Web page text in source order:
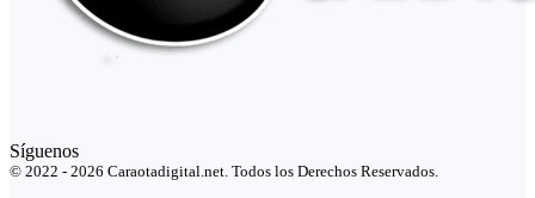
Síguenos
© 2022 - 2026 Caraotadigital.net. Todos los Derechos Reservados.